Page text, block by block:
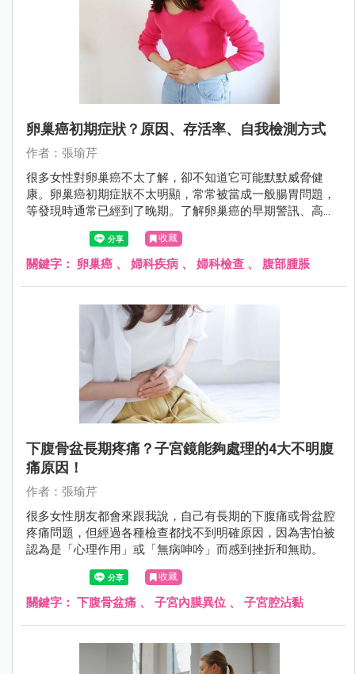
卵巢癌初期症狀？原因、存活率、自我檢測方式
作者：張瑜芹
很多女性對卵巢癌不太了解，卻不知道它可能默默威脅健
康。卵巢癌初期症狀不太明顯，常常被當成一般腸胃問題，
等發現時通常已經到了晚期。了解卵巢癌的早期警訊、高風
險因素和檢查方式，對提高存活機會非常重要。
收藏
關鍵字： 卵巢癌 、 婦科疾病 、 婦科檢查 、 腹部腫脹
下腹骨盆長期疼痛？子宮鏡能夠處理的4大不明腹
痛原因！
作者：張瑜芹
很多女性朋友都會來跟我說，自己有長期的下腹痛或骨盆腔
疼痛問題，但經過各種檢查都找不到明確原因，因為害怕被
認為是「心理作用」或「無病呻吟」而感到挫折和無助。
收藏
關鍵字： 下腹骨盆痛 、 子宮內膜異位 、 子宮腔沾黏